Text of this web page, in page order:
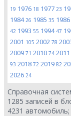
19 1976 18 1977 23
198426 1985 35 1986
42 1993 55 199447
2001 105 2002 78
2009 71 2010 74 2011
93 2018 72 2019 82
2026 24
Справочная
1285 записей в
4231 автомобиль;